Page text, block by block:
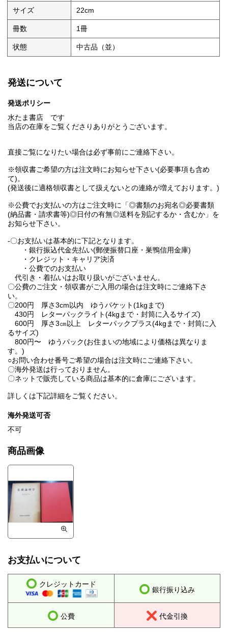
サイズ 22cm
冊数 1冊
状態 中古品（並）
発送について
発送ポリシー
水たま書店 です
当店の在庫をご覧くださりありがとうございます。
直接ご覧になりたい場合は必ず事前にご連絡下さい。
※領収書ご希望の方は注文時にお知らせ下さい(必要事項も含め
て)。
(発送後に適格領収書として扱えないとの連絡が増えております。)
※公費でお支払いの方はご注文時に「◎書類のお宛名◎必要書類
(納品書・請求書等)◎日付の有無◎送料を別記するか・含むか」を
お知らせ下さい。
-〇お支払いは基本的に下記となります。
・銀行振込代金先払い(郵便振替口座・巣鴨信用金庫)
・クレジット・キャリア決済
・公費でのお支払い
代引き・着払いはお取り扱いがございません。
〇公費のご注文・領収書がご入用の場合は注文時にご連絡下さ
い。
〇200円 厚さ3cm以内 ゆうパケット(1kgまで)
430円 レターパックライト(4kgまで・封筒に入るサイズ)
600円 厚さ3㎝以上 レターパックプラス(4kgまで・封筒に入
るサイズ)
800円〜 ゆうパック(お住まいの地域により価格は異なりま
す。)
○お問い合わせ番号ご希望の場合は注文時にご連絡下さい。
〇海外発送は行っておりません。
〇ネットで販売している商品は基本的に倉庫にございます。
詳しくは下記詳細をご覧ください。
海外発送可否
不可
商品画像
お支払いについて
クレジットカード
銀行振り込み
公費 代金引換